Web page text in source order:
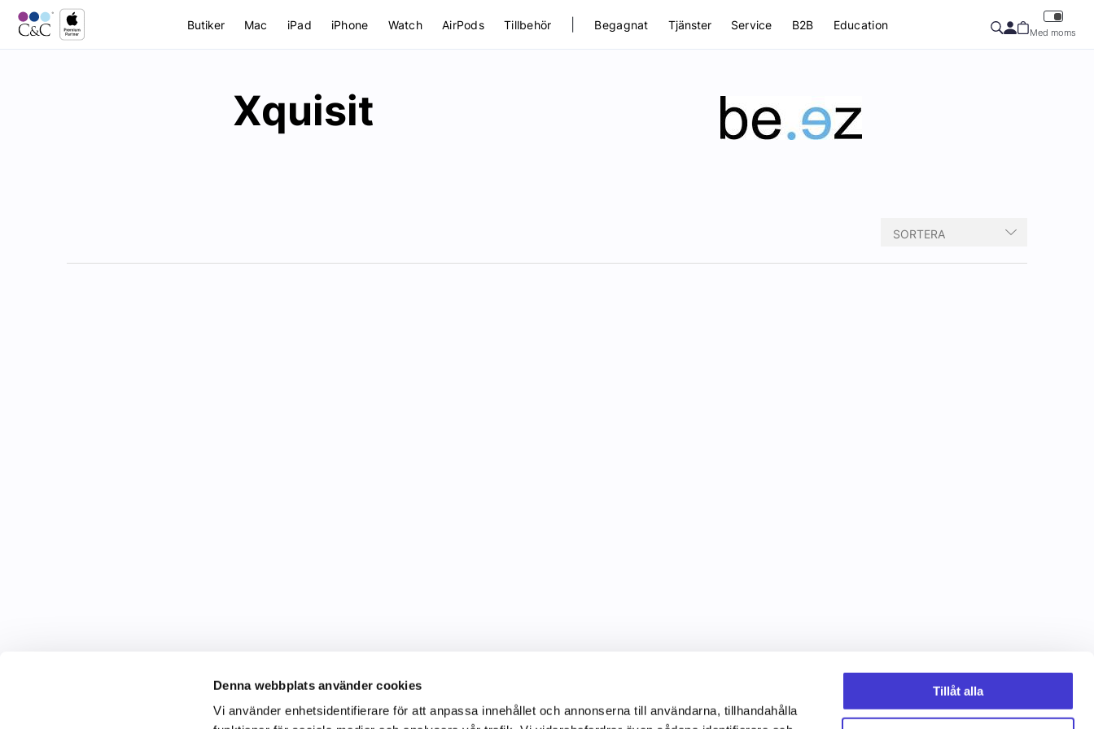
Denna webbplats använder cookies
Vi använder enhetsidentifierare för att anpassa innehållet och annonserna till användarna, tillhandahålla
Tillåt alla
Butiker Mac iPad iPhone Watch AirPods Tillbehör Begagnat Tjänster Service B2B Education
Med moms
Xquisit
SORTERA
C&C Information